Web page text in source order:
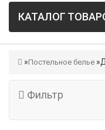
КАТАЛОГ
Постельное белье
Фильтр